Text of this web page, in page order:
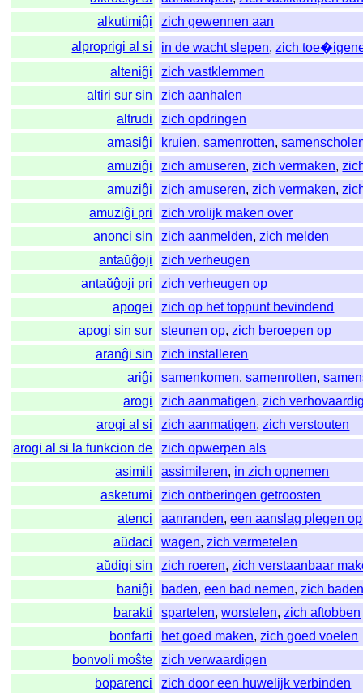
alkutimiĝi
zich gewennen aan
alproprigi al si
in de wacht slepen,zich
alteniĝi
zich vastklemmen
altiri sur sin
zich aanhalen
altrudi
zich opdringen
amasiĝi
kruien,samenrotten,
amuziĝi
zich amuseren,zich vermaken,
amuziĝi
zich amuseren,zich vermaken,
amuziĝi pri
zich vrolijk maken over
anonci sin
zich aanmelden,zich melden
antaŭĝoji
zich verheugen
antaŭĝoji pri
zich verheugen op
apogei
zich op het toppunt bevindend
apogi sin sur
steunen op,zich beroepen op
aranĝi sin
zich installeren
ariĝi
samenkomen,samenrotten,
arogi
zich aanmatigen,zich
arogi al si
zich aanmatigen,zich verstouten
arogi al si la funkcion de
zich opwerpen als
asimili
assimileren, in zich opnemen
asketumi
zich ontberingen getroosten
atenci
aanranden,een aanslag plegen op
aŭdaci
wagen,zich vermetelen
aŭdigi sin
zich roeren,zich verstaanbaar
baniĝi
baden,een bad nemen,zich
barakti
spartelen,worstelen,zich aftobben
bonfarti
het goed maken,zich goed voelen
bonvoli moŝte
zich verwaardigen
boparenci
zich door een huwelijk verbinden